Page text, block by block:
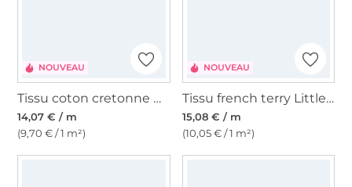
NOUVEAU
Tissu coton cretonne Color Stripes, lilas/terracotta
14,07 € / m
(9,70 € / 1 m²)
NOUVEAU
Tissu french terry Little Lion, blanc cassé
15,08 € / m
(10,05 € / 1 m²)